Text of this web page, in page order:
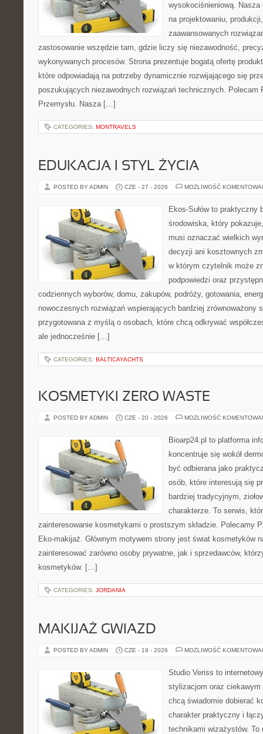
wysokociśnieniową. Nasza
na projektowaniu,
zaawansowanych
zastosowanie wszędzie tam, gdzie liczy się niezawodność,
wykonywanych procesów. Strona prezentuje bogatą ofertę
które odpowiadają na potrzeby dynamicznie rozwijającego się
poszukujących niezawodnych rozwiązań technicznych. Polecam
Przemysłu. Nasza […]
CATEGORIES: MONTRAVELS
EDUKACJA I STYL ŻYCIA
POSTED BY ADMIN CZE - 27 - 2026 MOŻLIWOŚĆ
Ekos-Sułów to praktyczny
środowiska, który
musi oznaczać wielkich
decyzji ani kosztownych
w którym czytelnik może
podpowiedzi oraz
codziennych wyborów, domu, zakupów, podróży, gotowania,
nowoczesnych rozwiązań wspierających bardziej zrównoważony
przygotowana z myślą o osobach, które chcą odkrywać
ale jednocześnie […]
CATEGORIES: BALTICAYACHTS
KOSMETYKI ZERO WASTE
POSTED BY ADMIN CZE - 20 - 2026 MOŻLIWOŚĆ
Bioarp24.pl to platforma
koncentruje się wokół
być odbierana jako
osób, które interesują się
bardziej tradycyjnym,
charakterze. To serwis,
zainteresowanie kosmetykami o prostszym składzie. Polecamy
Eko-makijaż. Głównym motywem strony jest świat kosmetyków
zainteresować zarówno osoby prywatne, jak i sprzedawców,
kosmetyków. […]
CATEGORIES: JORDANIA
MAKIJAŻ GWIAZD
POSTED BY ADMIN CZE - 19 - 2026 MOŻLIWOŚĆ
Studio Veriss to
stylizacjom oraz ciekawym
chcą świadomie dobierać
charakter praktyczny i
technikami wizażystów. To